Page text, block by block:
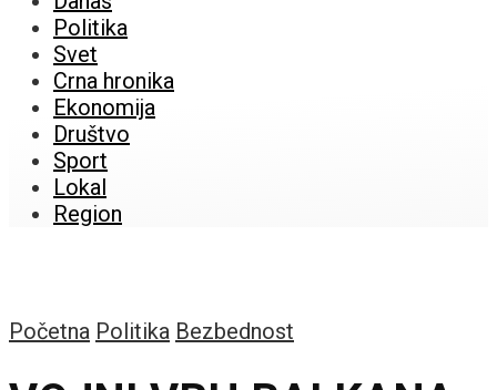
Politika
Svet
Crna hronika
Ekonomija
Društvo
Sport
Lokal
Region
Početna Politika Bezbednost